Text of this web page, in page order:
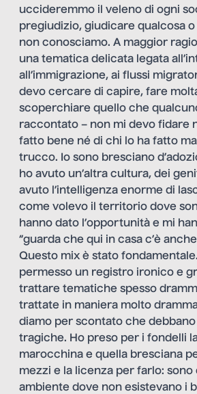
uccideremmo il veleno di ogni
pregiudizio, giudicare qualcosa
non conosciamo. A maggior
una tematica delicata legata
all’immigrazione, ai flussi
devo cercare di capire, fare
scoperchiare quello che
raccontato – non mi devo fidare
fatto bene né di chi lo ha fatto
trucco. Io sono bresciano
ho avuto un’altra cultura, dei
avuto l’intelligenza enorme di
come volevo il territorio dove
hanno dato l’opportunità e mi
“guarda che qui in casa c’è anche
Questo mix è stato
permesso un registro ironico e
trattare tematiche spesso
trattate in maniera molto
diamo per scontato che
tragiche. Ho preso per i fondelli
marocchina e quella bresciana
mezzi e la licenza per farlo:
ambiente dove non esistevano i